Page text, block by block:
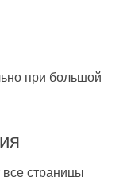
при большой
страницы